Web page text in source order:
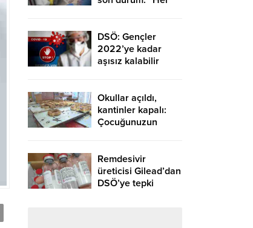
hazır”
DSÖ: Gençler
2022’ye kadar
aşısız kalabilir
Okullar açıldı,
kantinler kapalı:
Çocuğunuzun
çantasıyla koruyun
Remdesivir
üreticisi Gilead’dan
DSÖ’ye tepki